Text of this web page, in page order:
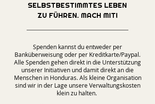
Spenden kannst du entweder per
Banküberweisung oder per Kreditkarte/Paypal.
Alle Spenden gehen direkt in die Unterstützung
unserer Initiativen und damit direkt an die
Menschen in Honduras. Als kleine Organisation
sind wir in der Lage unsere Verwaltungskosten
klein zu halten.
SELBSTBESTIMMTES LEBEN
ZU FÜHREN. MACH MIT!